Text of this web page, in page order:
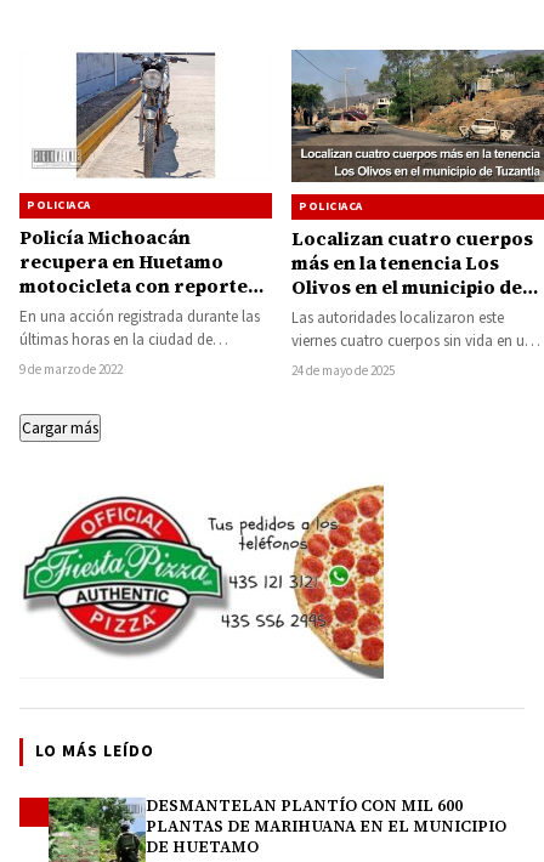
POLICIACA
Policía Michoacán
recupera en Huetamo
motocicleta con reporte
de robo
En una acción registrada durante las
últimas horas en la ciudad de
Huetamo, los elementos de la
9 de marzo de 2022
POLICIACA
Localizan cuatro cuerpos
más en la tenencia Los
Olivos en el municipio de
Tuzantla
Las autoridades localizaron este
viernes cuatro cuerpos sin vida en un
cerro de la comunidad de Los
24 de mayo de 2025
Cargar más
LO MÁS LEÍDO
DESMANTELAN PLANTÍO CON MIL 600
PLANTAS DE MARIHUANA EN EL MUNICIPIO
DE HUETAMO